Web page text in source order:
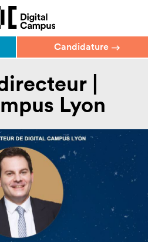
|
Lyon
Candidature